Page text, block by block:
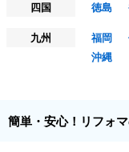
四国
徳島
九州
福岡
沖縄
簡単・安心！リフォ